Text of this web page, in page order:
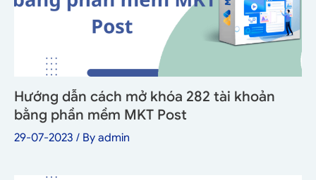
Hướng dẫn cách mở khóa 282 tài khoản
bằng phần mềm MKT Post
29-07-2023 / By admin